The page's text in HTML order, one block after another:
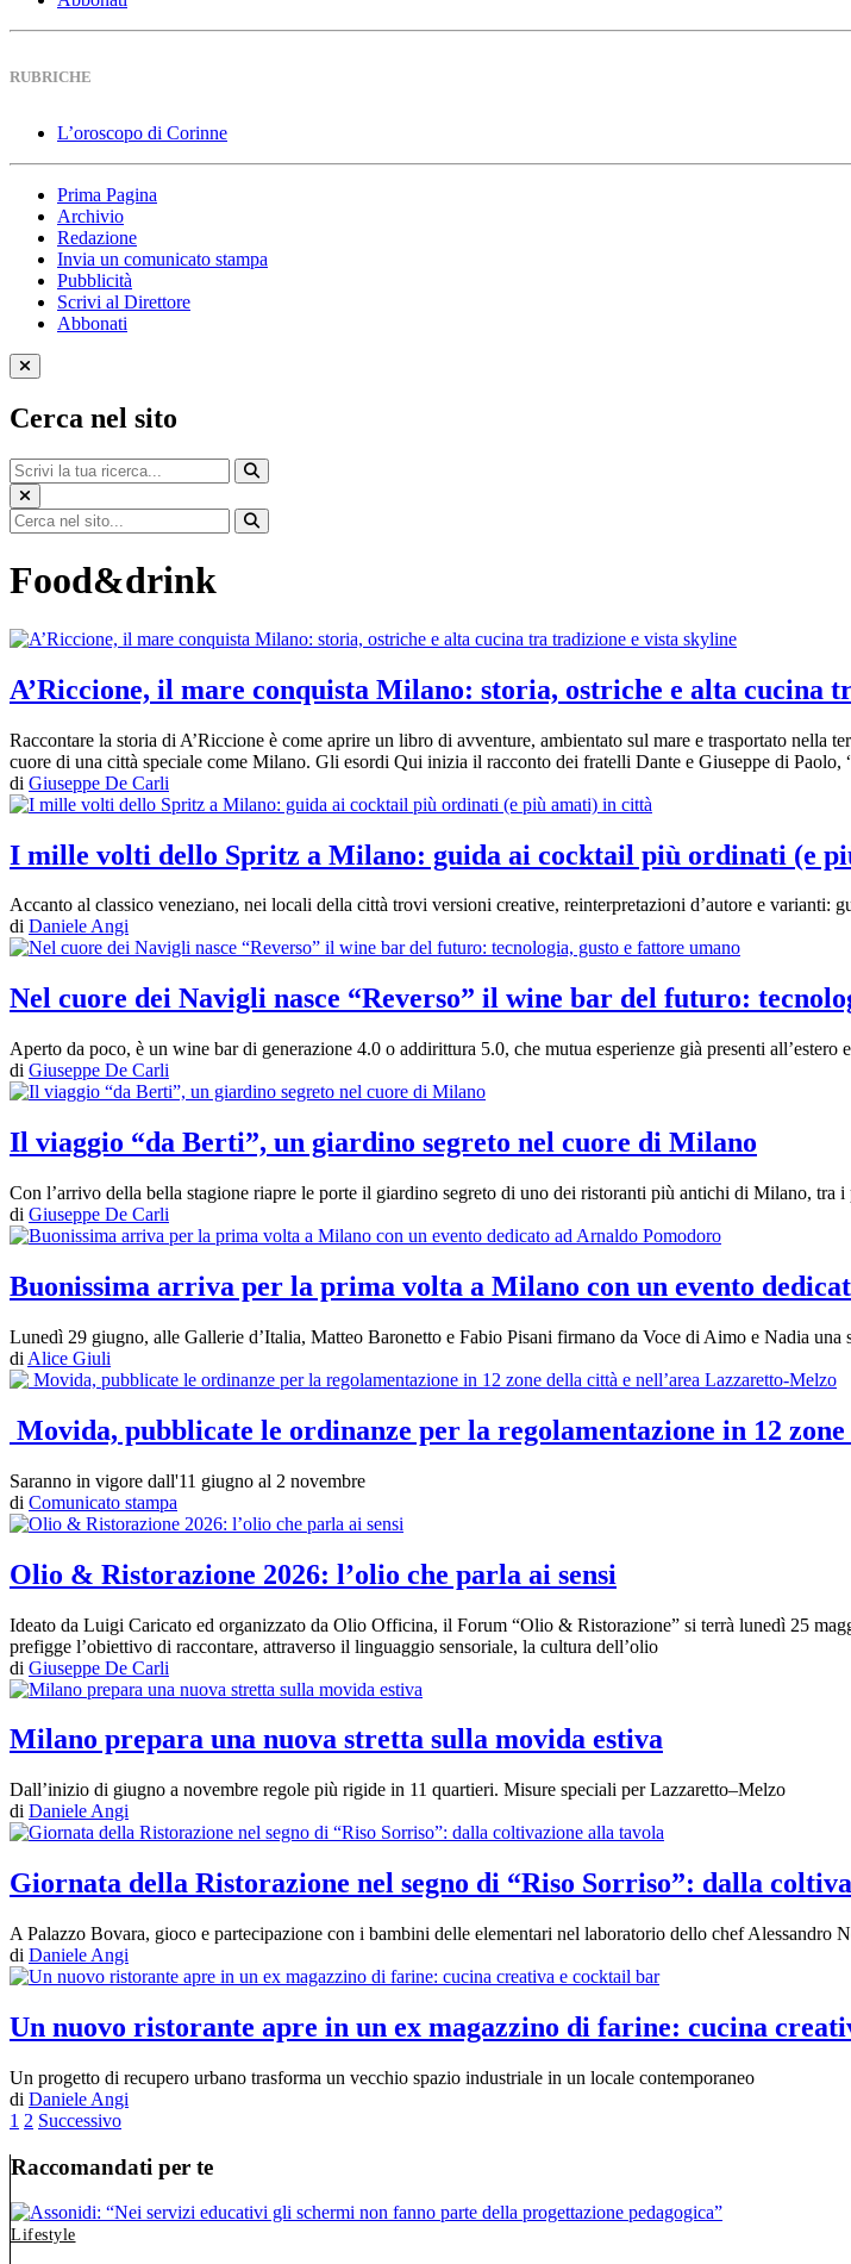
RUBRICHE
L’oroscopo di Corinne
Prima Pagina
Archivio
Redazione
Invia un comunicato stampa
Pubblicità
Scrivi al Direttore
Abbonati
Cerca nel sito
Food&drink
A’Riccione, il mare conquista Milano: storia, ostriche e alta cucina
Raccontare la storia di A’Riccione è come aprire un libro di avventure, ambientato sul mare e trasportato nella
cuore di una città speciale come Milano. Gli esordi Qui inizia il racconto dei fratelli Dante e Giuseppe di
di Giuseppe De Carli
I mille volti dello Spritz a Milano: guida ai cocktail più ordinati (e
Accanto al classico veneziano, nei locali della città trovi versioni creative, reinterpretazioni d’autore e varianti:
di Daniele Angi
Nel cuore dei Navigli nasce “Reverso” il wine bar del futuro:
Aperto da poco, è un wine bar di generazione 4.0 o addirittura 5.0, che mutua esperienze già presenti
di Giuseppe De Carli
Il viaggio “da Berti”, un giardino segreto nel cuore di Milano
Con l’arrivo della bella stagione riapre le porte il giardino segreto di uno dei ristoranti più antichi di Milano, tra
di Giuseppe De Carli
Buonissima arriva per la prima volta a Milano con un evento
Lunedì 29 giugno, alle Gallerie d’Italia, Matteo Baronetto e Fabio Pisani firmano da Voce di Aimo e Nadia una
di Alice Giuli
Movida, pubblicate le ordinanze per la regolamentazione in 12
Saranno in vigore dall'11 giugno al 2 novembre
di Comunicato stampa
Olio & Ristorazione 2026: l’olio che parla ai sensi
Ideato da Luigi Caricato ed organizzato da Olio Officina, il Forum “Olio & Ristorazione” si terrà lunedì 25
prefigge l’obiettivo di raccontare, attraverso il linguaggio sensoriale, la cultura dell’olio
di Giuseppe De Carli
Milano prepara una nuova stretta sulla movida estiva
Dall’inizio di giugno a novembre regole più rigide in 11 quartieri. Misure speciali per Lazzaretto–Melzo
di Daniele Angi
Giornata della Ristorazione nel segno di “Riso Sorriso”: dalla
A Palazzo Bovara, gioco e partecipazione con i bambini delle elementari nel laboratorio dello chef Alessandro
di Daniele Angi
Un nuovo ristorante apre in un ex magazzino di farine: cucina
Un progetto di recupero urbano trasforma un vecchio spazio industriale in un locale contemporaneo
di Daniele Angi
1 2 Successivo
Raccomandati per te
Lifestyle